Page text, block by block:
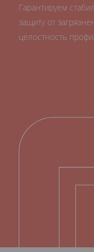
Гарантируем
защиту от
целостность